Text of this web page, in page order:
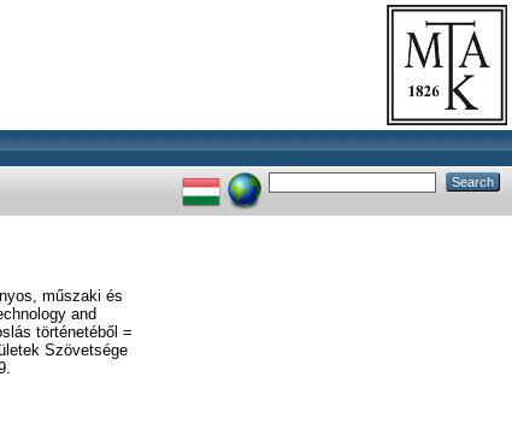
műszaki és
and
történetéből =
Szövetsége